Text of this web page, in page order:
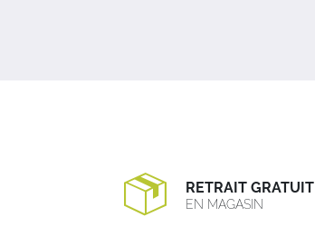
RETRAIT GRATUIT
EN MAGASIN